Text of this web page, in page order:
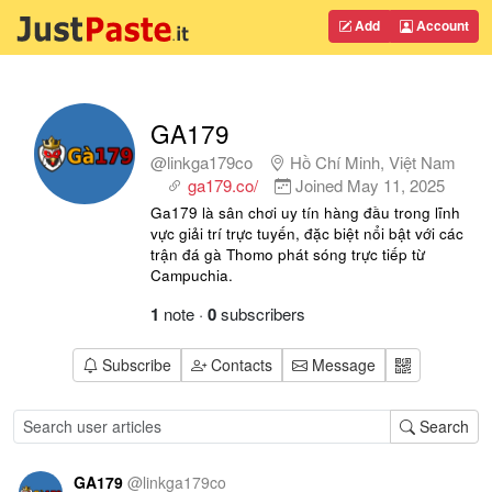
Add Account
GA179
@linkga179co
Hồ Chí Minh, Việt Nam
ga179.co/
Joined May 11, 2025
Ga179 là sân chơi uy tín hàng đầu trong lĩnh
vực giải trí trực tuyến, đặc biệt nổi bật với các
trận đá gà Thomo phát sóng trực tiếp từ
Campuchia.
1 note · 0subscribers
Subscribe Contacts Message
Search
GA179 @linkga179co